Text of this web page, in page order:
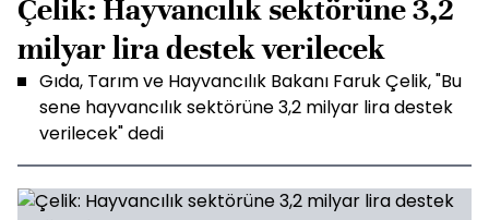
Çelik: Hayvancılık sektörüne 3,2
milyar lira destek verilecek
Gıda, Tarım ve Hayvancılık Bakanı Faruk Çelik, "Bu
sene hayvancılık sektörüne 3,2 milyar lira destek
verilecek" dedi